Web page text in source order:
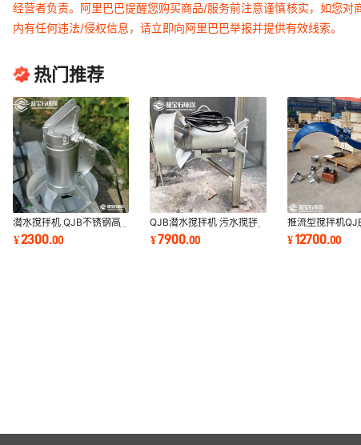
经营者负责。阿里巴巴提醒您购买商品/服务前注意谨慎核实，如您
内有任何违法/侵权信息，请立即向阿里巴巴举报并提供有效线索。
热门推荐
潜水搅拌机 QJB不锈钢高
低速污水搅拌器污水处理推
流式搅拌器厂家
¥2300.00
QJB潜水搅拌机 污水搅拌
泵不锈钢缺氧生化处理设备
碳钢高速推流器
¥7900.00
推流型搅拌机
2500/2-35B/P
式水下推流搅拌器
¥12700.00